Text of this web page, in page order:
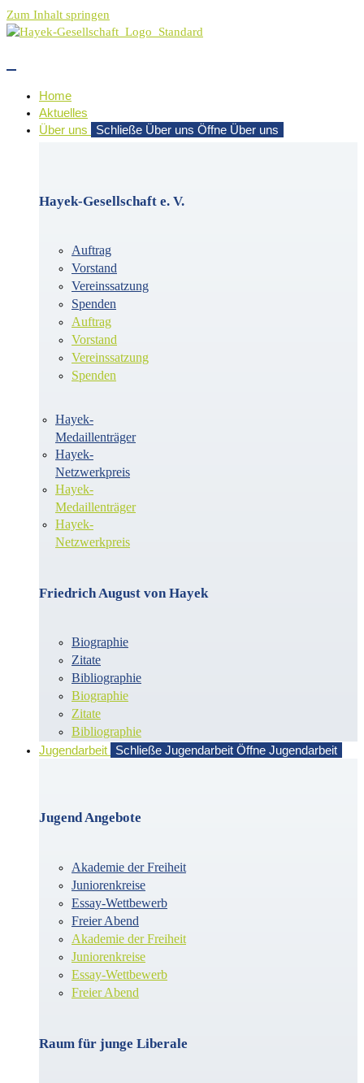
Zum Inhalt springen
Home
Aktuelles
Über uns
Schließe Über uns Öffne Über uns
Hayek-Gesellschaft e. V.
Auftrag
Vorstand
Vereinssatzung
Spenden
Auftrag
Vorstand
Vereinssatzung
Spenden
Hayek-
Medaillenträger
Hayek-
Netzwerkpreis
Hayek-
Medaillenträger
Hayek-
Netzwerkpreis
Friedrich August von Hayek
Biographie
Zitate
Bibliographie
Biographie
Zitate
Bibliographie
Jugendarbeit
Schließe Jugendarbeit Öffne Jugendarbeit
Jugend Angebote
Akademie der Freiheit
Juniorenkreise
Essay-Wettbewerb
Freier Abend
Akademie der Freiheit
Juniorenkreise
Essay-Wettbewerb
Freier Abend
Raum für junge Liberale